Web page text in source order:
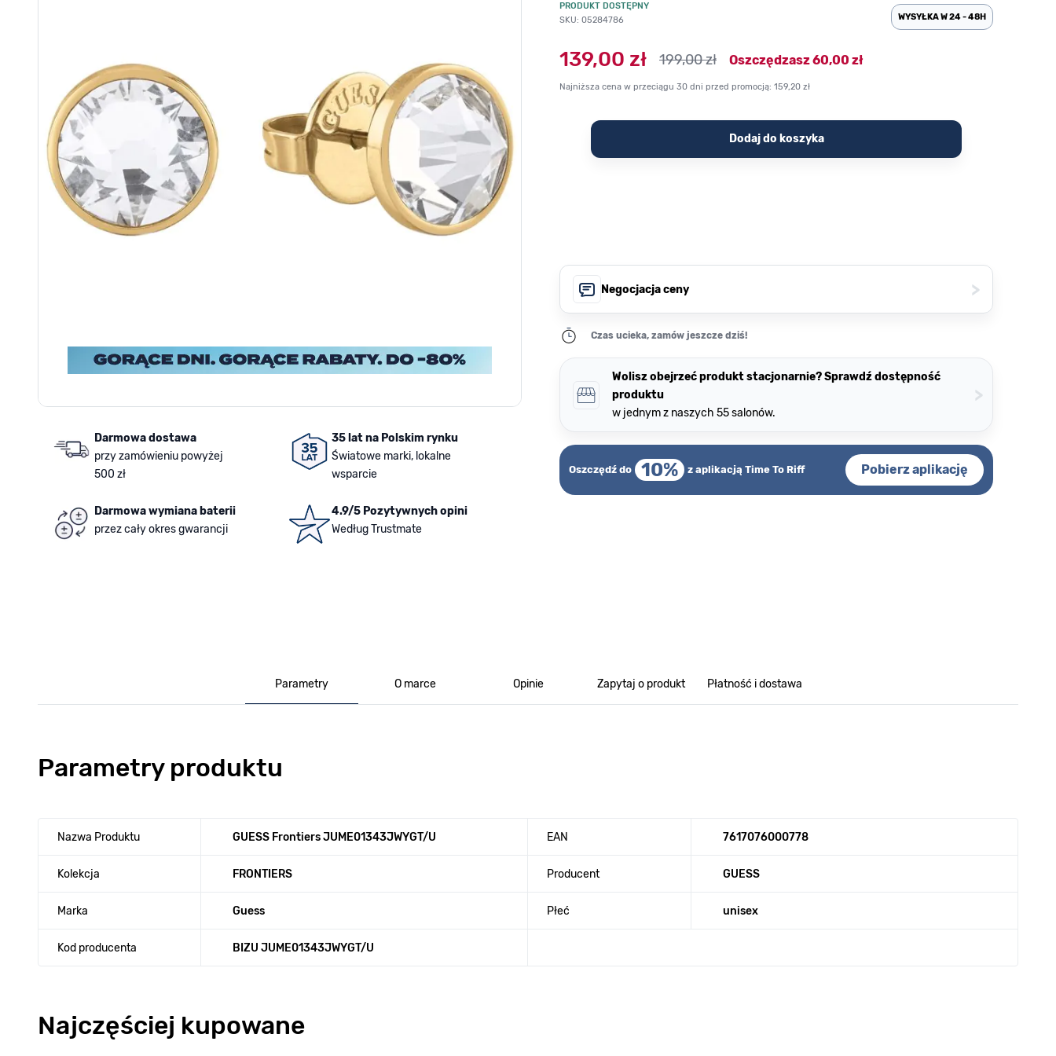
Darmowa dostawa
przy zamówieniu powyżej
500 zł
35 lat na Polskim rynku
Światowe marki, lokalne
wsparcie
Darmowa wymiana baterii
przez cały okres gwarancji
4.9/5 Pozytywnych opini
Według Trustmate
PRODUKT DOSTĘPNY
SKU: 05284786
WYSYŁKA W 24 - 48H
139,00 zł 199,00 zł Oszczędzasz60,00 zł
Najniższa cena w przeciągu 30 dni przed promocją: 159,20 zł
Dodaj do koszyka
Negocjacja ceny >
Czas ucieka, zamów jeszcze dziś!
Wolisz obejrzeć produkt stacjonarnie? Sprawdź dostępność
produktu
w jednym z naszych 55 salonów.
>
Oszczędź do 10% z aplikacją Time To Riff Pobierz aplikację
Parametry O marce Opinie Zapytaj o produkt Płatność i dostawa
Parametry produktu
Nazwa Produktu GUESS Frontiers JUME01343JWYGT/U EAN 7617076000778
Kolekcja FRONTIERS Producent GUESS
Marka Guess Płeć unisex
Kod producenta BIZU JUME01343JWYGT/U
Najczęściej kupowane